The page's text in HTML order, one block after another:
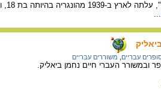
עבריים משוררים עבריים
ובמשורר העברי חיים נחמן ביאליק.